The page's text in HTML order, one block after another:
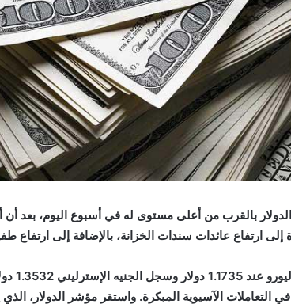
بالقرب من أعلى مستوى له في أسبوع اليوم، بعد أن
إلى ارتفاع عائدات سندات الخزانة، بالإضافة إلى ارتفاع
في التعاملات الآسيوية المبكرة. واستقر مؤشر الدولار،